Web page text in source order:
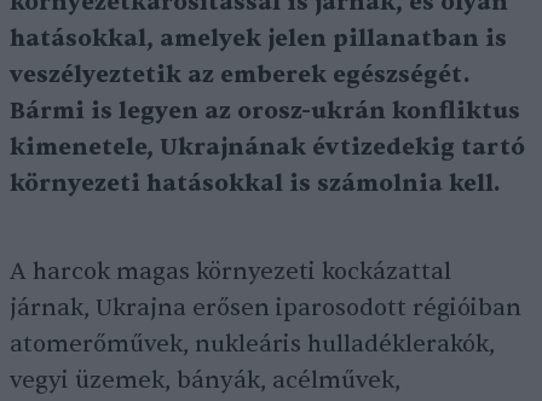
hatásokkal, amelyek jelen pillanatban is
veszélyeztetik az emberek egészségét.
Bármi is legyen az orosz-ukrán konfliktus
kimenetele, Ukrajnának évtizedekig tartó
környezeti hatásokkal is számolnia kell.
A harcok magas környezeti kockázattal
járnak, Ukrajna erősen iparosodott régióiban
atomerőművek, nukleáris hulladéklerakók,
vegyi üzemek, bányák, acélművek,